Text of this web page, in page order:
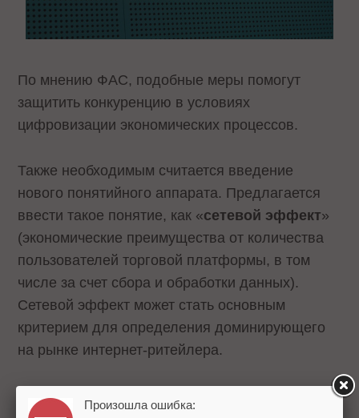
По мнению ФАС, подобные меры помогут
защитить конкуренцию в условиях
цифровизации экономических процессов.
Также необходимым считается введение
нового понятийного аппарата. Предлагается
ввести такое понятие, как «сетевой эффект»
(экономические преимущества от количества
пользователей торговой платформы, в том
числе за счет сбора и обработки данных).
Сетевой эффект может стать основным
критерием для определения доминирующего
на рынке интернет-ритейлера.
Второе предложенное понятие – «
Произошла ошибка: